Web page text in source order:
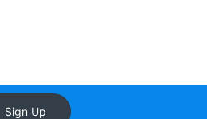
Sign Up